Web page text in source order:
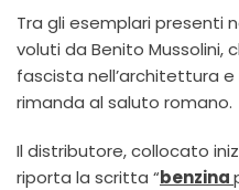
Tra gli esemplari presenti
voluti da Benito Mussolini,
fascista nell’architettura e
rimanda al saluto romano.
Il distributore, collocato
riporta la scritta “benzina